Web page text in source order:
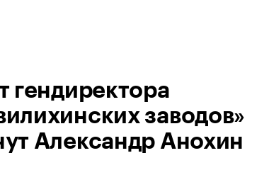
гендиректора
заводов»
Александр Анохин